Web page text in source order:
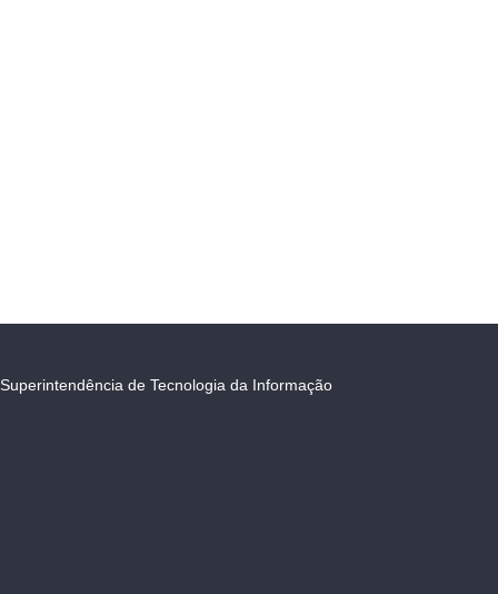
Superintendência de Tecnologia da Informação